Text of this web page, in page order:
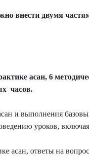
внести двумя
асан, 6
часов.
и выполнения
уроков,
асан, ответы на